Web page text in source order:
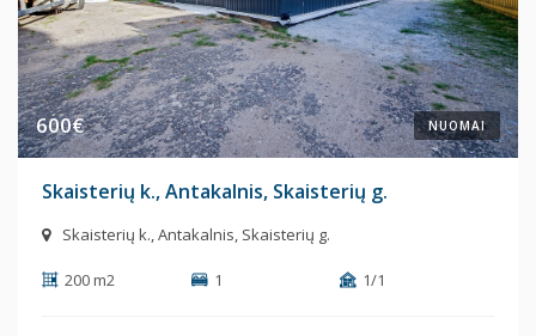
NUOMAI
600€
Skaisterių k., Antakalnis, Skaisterių g.
Skaisterių k., Antakalnis, Skaisterių g.
200 m2 1 1/1